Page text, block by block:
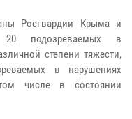
Росгвардии Крыма и
20 подозреваемых в
степени тяжести,
в нарушениях
числе в состоянии